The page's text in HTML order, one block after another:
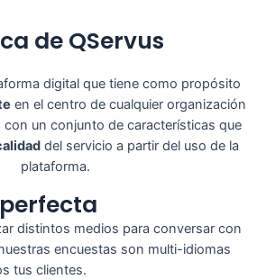
deQServus
digital quetiene como propósito
en el centro de cualquier organización
un conjunto de características que
del servicio a partir del uso de la
plataforma.
distintos medios para conversar con
encuestas son multi-idiomas
tus clientes.